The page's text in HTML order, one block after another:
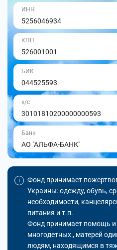
ИНН
5256046934
КПП
526001001
БИК
044525593
к/с
30101810200000000593
Банк
АО "АЛЬФА-БАНК"
Фонд принимает
Украины: одежду, обувь,
необходимости,
питания и т.п.
Фонд принимает помощь
многодетных , матерей
людям, находящимся в